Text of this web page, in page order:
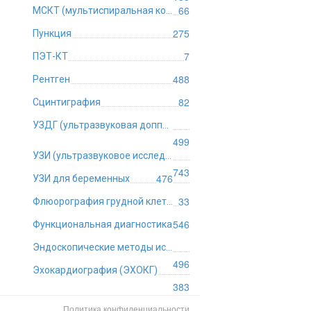
66
Пункция 275
ПЭТ-КТ 7
Рентген 488
Сцинтиграфия 82
499
743
УЗИ для беременных 476
33
Функциональная диагностика546
496
Эхокардиография (ЭХОКГ)
383
Политика конфиденциальности